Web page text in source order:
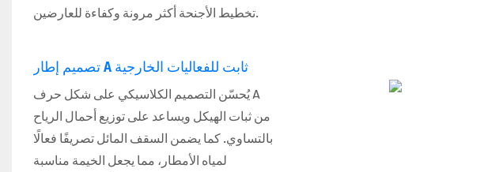
تخطيط الأجنحة أكثر مرونة وكفاءة للعارضين.
تصميم إطار A ثابت للفعاليات الخارجية
يُحسّن التصميم الكلاسيكي على شكل حرف A
من ثبات الهيكل ويساعد على توزيع أحمال الرياح
بالتساوي. كما يضمن السقف المائل تصريفًا فعالًا
لمياه الأمطار، مما يجعل الخيمة مناسبة